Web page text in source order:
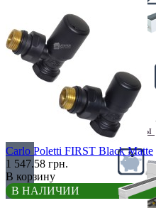
Без вентилятора
Климаконвекторы
Carlo Poletti FIRST Black Matte
1 547.58 грн.
В корзину
В НАЛИЧИИ